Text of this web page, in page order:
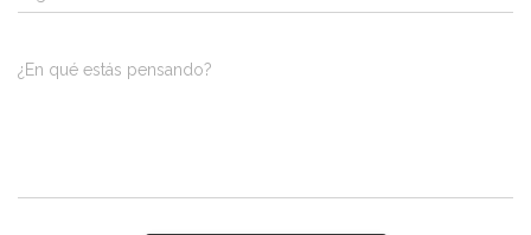
¿En qué estás pensando?